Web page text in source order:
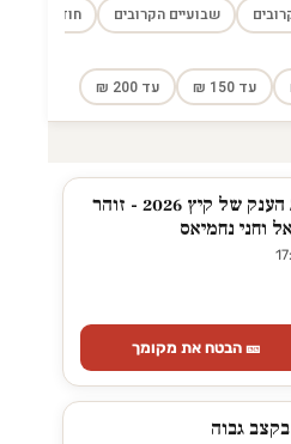
שבועיים הקרובים חודש הקרוב
עד 150 ₪ עד 200 ₪
בת הים הקטנה - הפקת הענק של קיץ 2026 - זוהר
וחני נחמיאס
🎫 הבטח את מקומך
בקצב גבוה